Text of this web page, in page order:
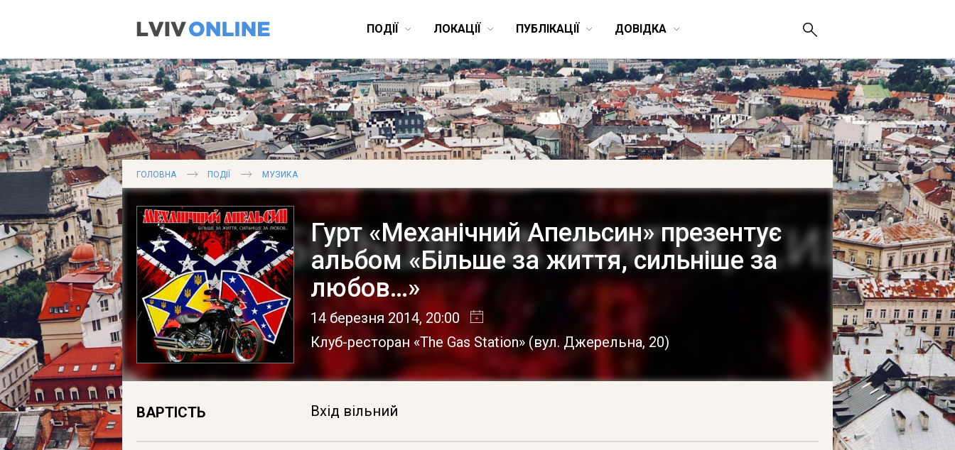
ПОДІЇ ЛОКАЦІЇ ПУБЛІКАЦІЇ ДОВІДКА
ГОЛОВНА ПОДІЇ МУЗИКА
Гурт «Механічний Апельсин» презентує
альбом «Більше за життя, сильніше за
любов…»
14 березня 2014, 20:00
Клуб-ресторан «The Gas Station» (вул. Джерельна, 20)
ВАРТІСТЬ Вхід вільний